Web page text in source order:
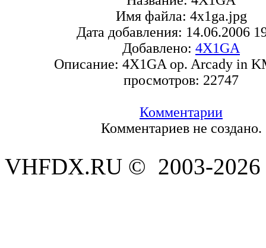
Имя файла: 4x1ga.jpg
Дата добавления: 14.06.2006
Добавлено: 4X1GA
Описание: 4X1GA op. Arcady in
просмотров: 22747
Комментарии
Комментариев не создано.
VHFDX.RU © 2003-2026